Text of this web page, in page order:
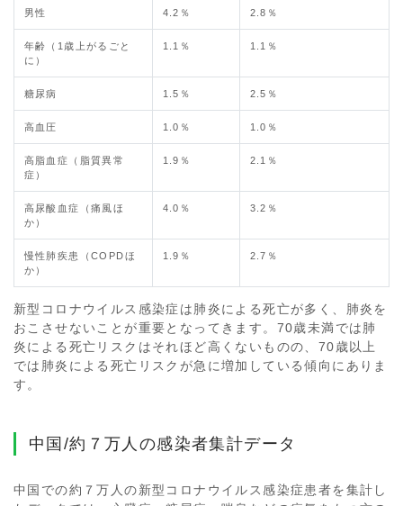
男性 4.2％ 2.8％
年齢（1歳上がるごと
に）
1.1％ 1.1％
糖尿病 1.5％ 2.5％
高血圧 1.0％ 1.0％
高脂血症（脂質異常
症）
1.9％ 2.1％
高尿酸血症（痛風ほ
か）
4.0％ 3.2％
慢性肺疾患（COPDほ
か）
1.9％ 2.7％
新型コロナウイルス感染症は肺炎による死亡が多く、肺炎を
おこさせないことが重要となってきます。70歳未満では肺
炎による死亡リスクはそれほど高くないものの、70歳以上
では肺炎による死亡リスクが急に増加している傾向にありま
す。
中国/約７万人の感染者集計データ
中国での約７万人の新型コロナウイルス感染症患者を集計し